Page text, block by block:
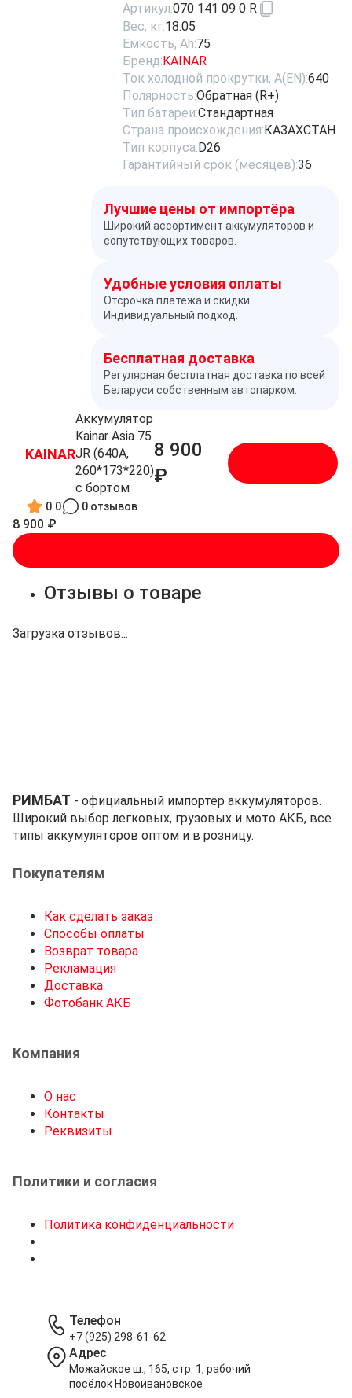
Артикул:070 141 09 0 R
Вес, кг:18.05
Емкость, Ah:75
Бренд:KAINAR
Ток холодной прокрутки, A(EN):640
Полярность:Обратная (R+)
Тип батареи:Стандартная
Страна происхождения:КАЗАХСТАН
Тип корпуса:D26
Гарантийный срок (месяцев):36
Лучшие цены от импортёра
Широкий ассортимент аккумуляторов и
сопутствующих товаров.
Удобные условия оплаты
Отсрочка платежа и скидки.
Индивидуальный подход.
Бесплатная доставка
Регулярная бесплатная доставка по всей
Беларуси собственным автопарком.
KAINAR
Аккумулятор
Kainar Asia 75
JR (640A,
260*173*220)
с бортом
0.0 0 отзывов
8 900
₽
8 900 ₽
Отзывы о товаре
Загрузка отзывов...
РИМБАТ - официальный импортёр аккумуляторов.
Широкий выбор легковых, грузовых и мото АКБ, все
типы аккумуляторов оптом и в розницу.
Покупателям
Как сделать заказ
Способы оплаты
Возврат товара
Рекламация
Доставка
Фотобанк АКБ
Компания
О нас
Контакты
Реквизиты
Политики и согласия
Политика конфиденциальности
Телефон
+7 (925) 298-61-62
Адрес
Можайское ш., 165, стр. 1, рабочий
посёлок Новоивановское